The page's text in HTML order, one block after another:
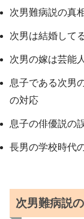
次男難病説の真
次男は結婚して
次男の嫁は芸能
息子である次男
の対応
息子の俳優説の
長男の学校時代
次男難病説